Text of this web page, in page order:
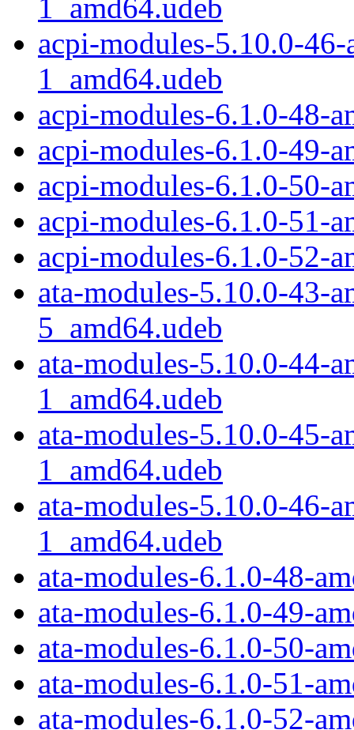
1_amd64.udeb
acpi-modules-5.10.0-
1_amd64.udeb
acpi-modules-6.1.0-48-
acpi-modules-6.1.0-49-
acpi-modules-6.1.0-50-
acpi-modules-6.1.0-51-
acpi-modules-6.1.0-52-
ata-modules-5.10.0-43-
5_amd64.udeb
ata-modules-5.10.0-44-
1_amd64.udeb
ata-modules-5.10.0-45-
1_amd64.udeb
ata-modules-5.10.0-46-
1_amd64.udeb
ata-modules-6.1.0-48-
ata-modules-6.1.0-49-
ata-modules-6.1.0-50-
ata-modules-6.1.0-51-
ata-modules-6.1.0-52-